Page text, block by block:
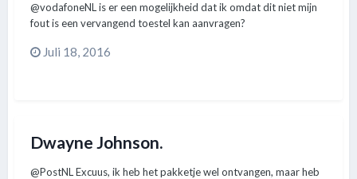
@vodafoneNL is er een mogelijkheid dat ik omdat dit niet mijn
fout is een vervangend toestel kan aanvragen?
Juli 18, 2016
Dwayne Johnson.
@PostNL Excuus, ik heb het pakketje wel ontvangen, maar heb